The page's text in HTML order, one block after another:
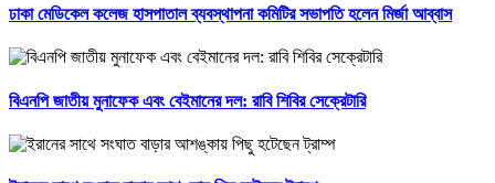
ঢাকা মেডিকেল কলেজ হাসপাতাল ব্যবস্থাপনা কমিটির সভাপতি হলেন মির্জা আব্বাস
বিএনপি জাতীয় মুনাফেক এবং বেইমানের দল: রাবি শিবির সেক্রেটারি